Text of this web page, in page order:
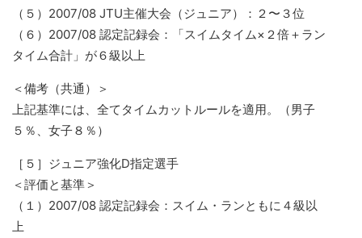
（５）2007/08 JTU主催大会（ジュニア）：２〜３位
（６）2007/08 認定記録会：「スイムタイム×２倍＋ラン
タイム合計」が６級以上
＜備考（共通）＞
上記基準には、全てタイムカットルールを適用。（男子
５％、女子８％）
［５］ジュニア強化D指定選手
＜評価と基準＞
（１）2007/08 認定記録会：スイム・ランともに４級以
上